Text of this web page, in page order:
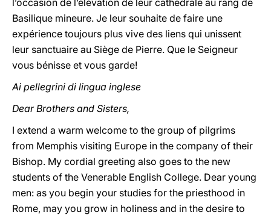
l’occasion de l’élévation de leur cathédrale au rang de
Basilique mineure. Je leur souhaite de faire une
expérience toujours plus vive des liens qui unissent
leur sanctuaire au Siège de Pierre. Que le Seigneur
vous bénisse et vous garde!
Ai pellegrini di lingua inglese
Dear Brothers and Sisters,
I extend a warm welcome to the group of pilgrims
from Memphis visiting Europe in the company of their
Bishop. My cordial greeting also goes to the new
students of the Venerable English College. Dear young
men: as you begin your studies for the priesthood in
Rome, may you grow in holiness and in the desire to